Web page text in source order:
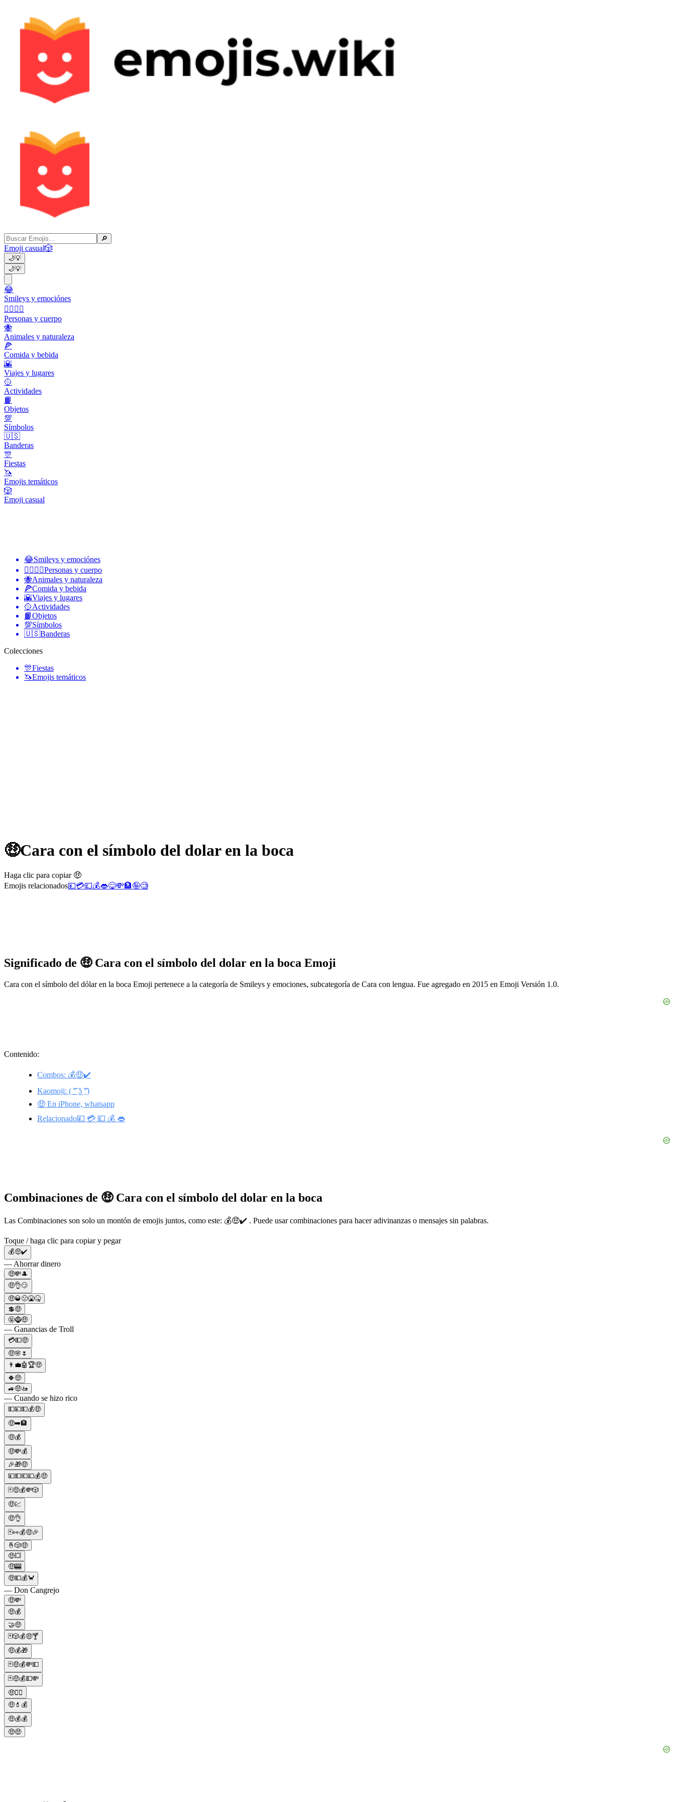
🔎
Emoji casual🎲
🌙💡
🌙💡
😂
Smileys y emociónes
👩‍❤️‍💋‍👨
Personas y cuerpo
🐝
Animales y naturaleza
🍕
Comida y bebida
🌇
Viajes y lugares
🥎
Actividades
📙
Objetos
💯
Símbolos
🇺🇸
Banderas
🎊
Fiestas
🦄
Emojis temáticos
🎲
Emoji casual
😂Smileys y emociónes
👩‍❤️‍💋‍👨Personas y cuerpo
🐝Animales y naturaleza
🍕Comida y bebida
🌇Viajes y lugares
🥎Actividades
📙Objetos
💯Símbolos
🇺🇸Banderas
Colecciones
🎊Fiestas
🦄Emojis temáticos
🤑Cara con el símbolo del dolar en la boca
Haga clic para copiar 🤑
Emojis relacionados💴💳💷💰👄😋💸🏦🤪🧐
Significado de 🤑 Cara con el símbolo del dolar en la boca Emoji
Cara con el símbolo del dólar en la boca Emoji pertenece a la categoría de Smileys y emociones, subcategoría de Cara con lengua. Fue agregado en 2015 en Emoji Versión 1.0.
Contenido:
Combos: 💰🤑✔️
Kaomoji: ( ͡° ͜ʖ ͡°)
🤑 En iPhone, whatsapp
Relacionado💴 💳 💷 💰 👄
Combinaciones de 🤑 Cara con el símbolo del dolar en la boca
Las Combinaciones son solo un montón de emojis juntos, como este: 💰🤑✔️ . Puede usar combinaciones para hacer adivinanzas o mensajes sin palabras.
Toque / haga clic para copiar y pegar
💰🤑✔️
— Ahorrar dinero
🤑💸🎩
🤑👌😏
🤑🥃🤢🤮🤒
💲🤑
🤬🧌🤑
— Ganancias de Troll
💳💵🤑
🤑🌸🌷
👨‍💼🤖🏆🤑
🍀🤑
🚙🤑🚤
— Cuando se hizo rico
💵💴💵💰🤑
🤑➡️🏦
🤑💰
🤑💸💰
🎉🎁🤑
💴💵💶💷💰🤑
🃏🤑💰💸🎲
🤑💹
🤑👌
🃏👀💰🤑🎉
🤞🎲🤑
🤑💥
🤑🎰
🤑💵💰🦀
— Don Cangrejo
🤑💸
🤑💰
🤝🤑
🃏🎲💰🤑🍸
🤑💰🎁
🃏🤑💰💸💵
🃏🤑💰💵💸
🤑🤷‍♂️
🤑💄💰
🤑💰💰
🤑🤑